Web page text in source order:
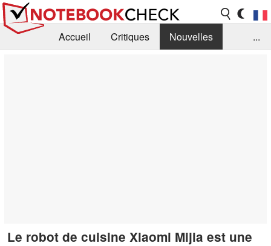
Accueil Critiques
Nouvelles
...
Le robot de cuisine Xiaomi Mijia est une